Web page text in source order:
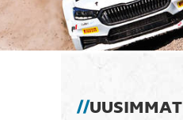
UUSIMMAT